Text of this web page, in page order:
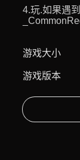
4.玩.如果遇
游戏大小
游戏版本